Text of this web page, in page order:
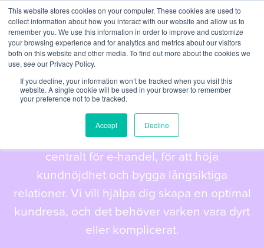
This website stores cookies on your computer. These cookies are used to
collect information about how you interact with our website and allow us to
remember you. We use this information in order to improve and customize
your browsing experience and for analytics and metrics about our visitors
both on this website and other media. To find out more about the cookies we
use, see our Privacy Policy.
If you decline, your information won’t be tracked when you visit this
website. A single cookie will be used in your browser to remember
your preference not to be tracked.
Accept Decline
DIGITAL STRATEGI
Kundresa
Att etablera en sömlös köpupplevelse är
centralt för e-handel, för att höja
kundnöjdhet och bygga långsiktiga
relationer. Vi vill hjälpa dig skapa en optimal
kundresa, och det behöver varken vara dyrt
eller komplicerat.